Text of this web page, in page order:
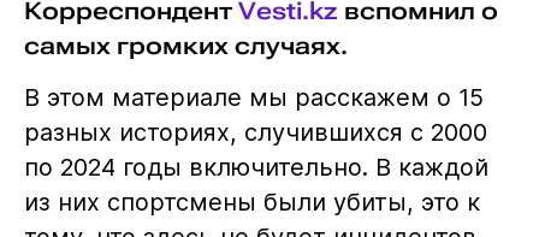
Корреспондент Vesti.kz вспомнил о
самых громких случаях.
В этом материале мы расскажем о 15
разных историях, случившихся с 2000
по 2024 годы включительно. В каждой
из них спортсмены были убиты, это к